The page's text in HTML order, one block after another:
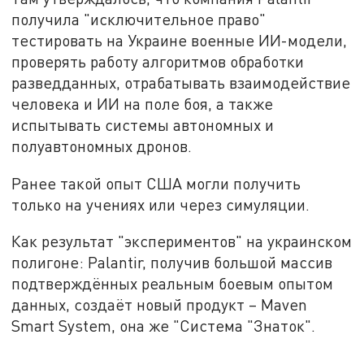
получила "исключительное право"
тестировать на Украине военные ИИ-модели,
проверять работу алгоритмов обработки
разведданных, отрабатывать взаимодействие
человека и ИИ на поле боя, а также
испытывать системы автономных и
полуавтономных дронов.
Ранее такой опыт США могли получить
только на учениях или через симуляции.
Как результат "экспериментов" на украинском
полигоне: Palantir, получив большой массив
подтверждённых реальным боевым опытом
данных, создаёт новый продукт – Maven
Smart System, она же "Система "Знаток".